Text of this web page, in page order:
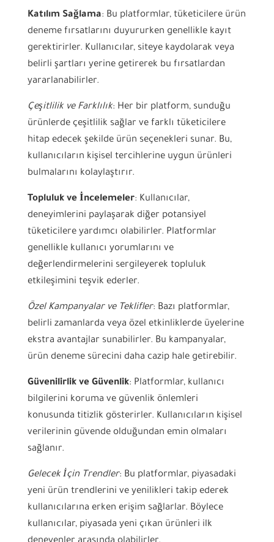
Katılım Sağlama: Bu platformlar, tüketicilere ürün
deneme fırsatlarını duyururken genellikle kayıt
gerektirirler. Kullanıcılar, siteye kaydolarak veya
belirli şartları yerine getirerek bu fırsatlardan
yararlanabilirler.
Çeşitlilik ve Farklılık: Her bir platform, sunduğu
ürünlerde çeşitlilik sağlar ve farklı tüketicilere
hitap edecek şekilde ürün seçenekleri sunar. Bu,
kullanıcıların kişisel tercihlerine uygun ürünleri
bulmalarını kolaylaştırır.
Topluluk ve İncelemeler: Kullanıcılar,
deneyimlerini paylaşarak diğer potansiyel
tüketicilere yardımcı olabilirler. Platformlar
genellikle kullanıcı yorumlarını ve
değerlendirmelerini sergileyerek topluluk
etkileşimini teşvik ederler.
Özel Kampanyalar ve Teklifler: Bazı platformlar,
belirli zamanlarda veya özel etkinliklerde üyelerine
ekstra avantajlar sunabilirler. Bu kampanyalar,
ürün deneme sürecini daha cazip hale getirebilir.
Güvenilirlik ve Güvenlik: Platformlar, kullanıcı
bilgilerini koruma ve güvenlik önlemleri
konusunda titizlik gösterirler. Kullanıcıların kişisel
verilerinin güvende olduğundan emin olmaları
sağlanır.
Gelecek İçin Trendler: Bu platformlar, piyasadaki
yeni ürün trendlerini ve yenilikleri takip ederek
kullanıcılarına erken erişim sağlarlar. Böylece
kullanıcılar, piyasada yeni çıkan ürünleri ilk